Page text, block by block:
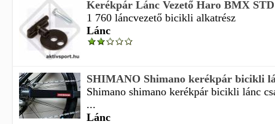
Kerékpár Lánc Vezető Haro BMX
1 760 láncvezető bicikli alkatrész
Lánc
SHIMANO Shimano kerékpár bicikli
Shimano shimano kerékpár bicikli lánc
...
Lánc